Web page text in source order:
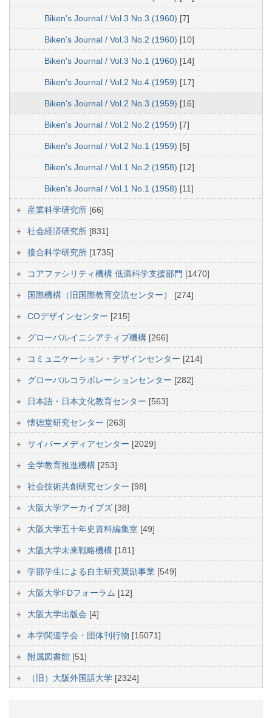
Biken's Journal / Vol.3 No.3 (1960) [7]
Biken's Journal / Vol.3 No.2 (1960) [10]
Biken's Journal / Vol.3 No.1 (1960) [14]
Biken's Journal / Vol.2 No.4 (1959) [17]
Biken's Journal / Vol.2 No.3 (1959) [16]
Biken's Journal / Vol.2 No.2 (1959) [7]
Biken's Journal / Vol.2 No.1 (1959) [5]
Biken's Journal / Vol.1 No.2 (1958) [12]
Biken's Journal / Vol.1 No.1 (1958) [11]
産業科学研究所 [66]
社会経済研究所 [831]
接合科学研究所 [1735]
コアファシリティ機構 低温科学支援部門 [1470]
国際機構（旧国際教育交流センター） [274]
COデザインセンター [215]
グローバルイニシアティブ機構 [266]
コミュニケーション・デザインセンター [214]
グローバルコラボレーションセンター [282]
日本語・日本文化教育センター [563]
懐徳堂研究センター [263]
サイバーメディアセンター [2029]
全学教育推進機構 [253]
社会技術共創研究センター [98]
大阪大学アーカイブズ [38]
大阪大学五十年史資料編集室 [49]
大阪大学未来戦略機構 [181]
学部学生による自主研究奨励事業 [549]
大阪大学FDフォーラム [12]
大阪大学出版会 [4]
本学関連学会・団体刊行物 [15071]
附属図書館 [51]
（旧）大阪外国語大学 [2324]